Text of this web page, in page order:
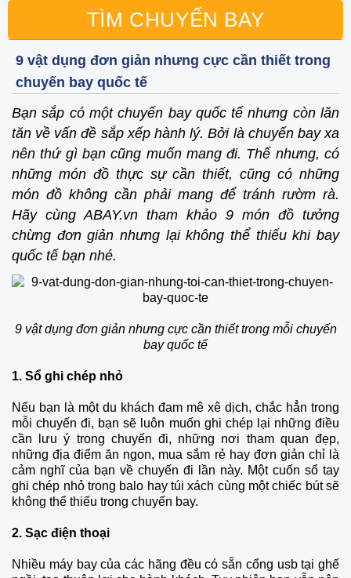
TÌM CHUYẾN BAY
9 vật dụng đơn giản nhưng cực cần thiết trong
chuyến bay quốc tế
Bạn sắp có một chuyến bay quốc tế nhưng còn lăn
tăn về vấn đề sắp xếp hành lý. Bởi là chuyến bay xa
nên thứ gì bạn cũng muốn mang đi. Thế nhưng, có
những món đồ thực sự cần thiết, cũng có những
món đồ không cần phải mang để tránh rườm rà.
Hãy cùng ABAY.vn tham khảo 9 món đồ tưởng
chừng đơn giản nhưng lại không thể thiếu khi bay
quốc tế bạn nhé.
9 vật dụng đơn giản nhưng cực cần thiết trong mỗi chuyến
bay quốc tế
1. Sổ ghi chép nhỏ
Nếu bạn là một du khách đam mê xê dịch, chắc hẳn trong
mỗi chuyến đi, bạn sẽ luôn muốn ghi chép lại những điều
cần lưu ý trong chuyến đi, những nơi tham quan đẹp,
những địa điểm ăn ngon, mua sắm rẻ hay đơn giản chỉ là
cảm nghĩ của bạn về chuyến đi lần này. Một cuốn sổ tay
ghi chép nhỏ trong balo hay túi xách cùng một chiếc bút sẽ
không thể thiếu trong chuyến bay.
2. Sạc điện thoại
Nhiều máy bay của các hãng đều có sẵn cổng usb tại ghế